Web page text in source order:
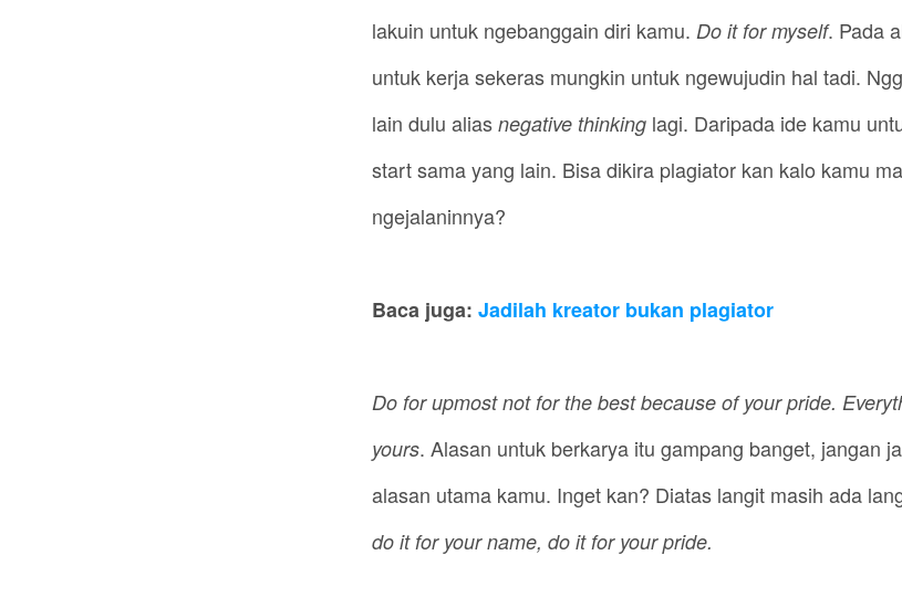
lakuin untuk ngebanggain diri kamu. Do it for myself. Pada
untuk kerja sekeras mungkin untuk ngewujudin hal tadi.
lain dulu alias negative thinking lagi. Daripada ide kamu
start sama yang lain. Bisa dikira plagiator kan kalo kamu
ngejalaninnya?
Baca juga: Jadilah kreator bukan plagiator
Do for upmost not for the best because of your pride.
yours. Alasan untuk berkarya itu gampang banget, jangan
alasan utama kamu. Inget kan? Diatas langit masih ada
do it for your name, do it for your pride.